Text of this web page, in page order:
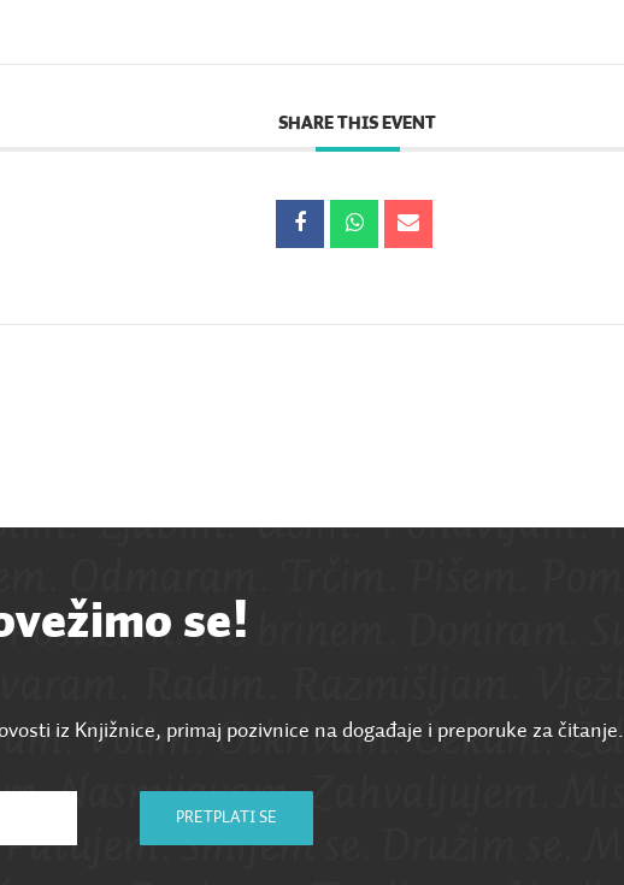
SHARE THIS EVENT
se!
iz Knjižnice, primaj pozivnice na događaje i preporuke za čitanje.
PRETPLATI SE